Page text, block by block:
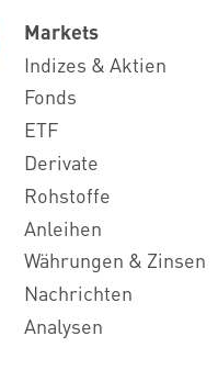
Markets
Indizes & Aktien
Fonds
ETF
Derivate
Rohstoffe
Anleihen
Währungen & Zinsen
Nachrichten
Analysen